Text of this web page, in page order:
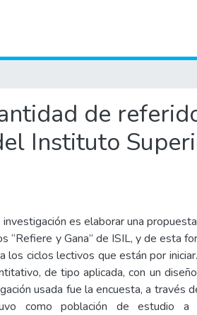
de
Instituto
es elaborar una
“Refiere y Gana” de ISIL, y de esta
los ciclos lectivos que están por
de tipo aplicada, con un
usada fue la encuesta, a través
como población de estudio a